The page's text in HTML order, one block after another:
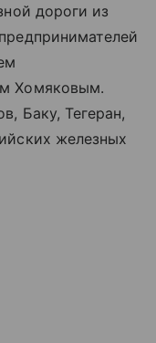
дороги из
Хомяковым.
Баку, Тегеран,
железных